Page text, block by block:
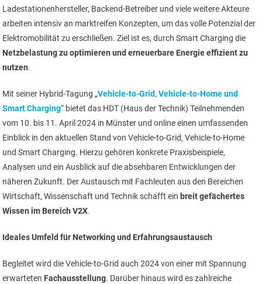
Ladestationenhersteller, Backend-Betreiber und viele weitere Akteure
arbeiten intensiv an marktreifen Konzepten, um das volle Potenzial der
Elektromobilität zu erschließen. Ziel ist es, durch Smart Charging die
Netzbelastung zu optimieren und erneuerbare Energie effizient zu
nutzen.
Mit seiner Hybrid-Tagung „Vehicle-to-Grid, Vehicle-to-Home und
Smart Charging“ bietet das HDT (Haus der Technik) Teilnehmenden
vom 10. bis 11. April 2024 in Münster und online einen umfassenden
Einblick in den aktuellen Stand von Vehicle-to-Grid, Vehicle-to-Home
und Smart Charging. Hierzu gehören konkrete Praxisbeispiele,
Analysen und ein Ausblick auf die absehbaren Entwicklungen der
näheren Zukunft. Der Austausch mit Fachleuten aus den Bereichen
Wirtschaft, Wissenschaft und Technik schafft ein breit gefächertes
Wissen im Bereich V2X.
Ideales Umfeld für Networking und Erfahrungsaustausch
Begleitet wird die Vehicle-to-Grid auch 2024 von einer mit Spannung
erwarteten Fachausstellung. Darüber hinaus wird es zahlreiche